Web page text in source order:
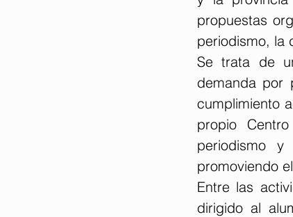
propuestas
periodismo, la
Se trata de
demanda por
cumplimiento
propio
periodismo
promoviendo
Entre las
dirigido al